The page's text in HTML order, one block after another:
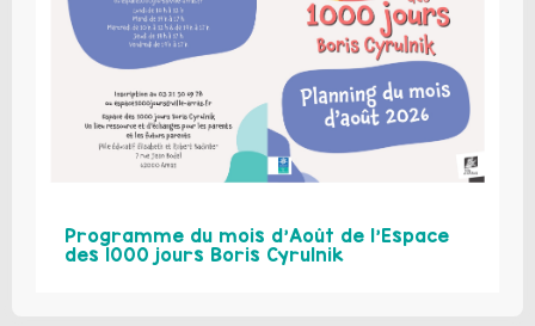
Programme du mois d’Août de l’Espace
des 1000 jours Boris Cyrulnik